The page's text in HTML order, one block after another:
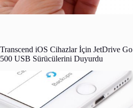
Transcend iOS Cihazlar İçin JetDrive Go
500 USB Sürücülerini Duyurdu